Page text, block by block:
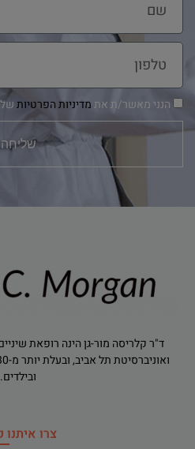
הנני מאשר/ת אתמדיניות הפרטיות
שליחה
ד"ר קלריסה מור-גן הינה רופאת
ובילדים.
צרו